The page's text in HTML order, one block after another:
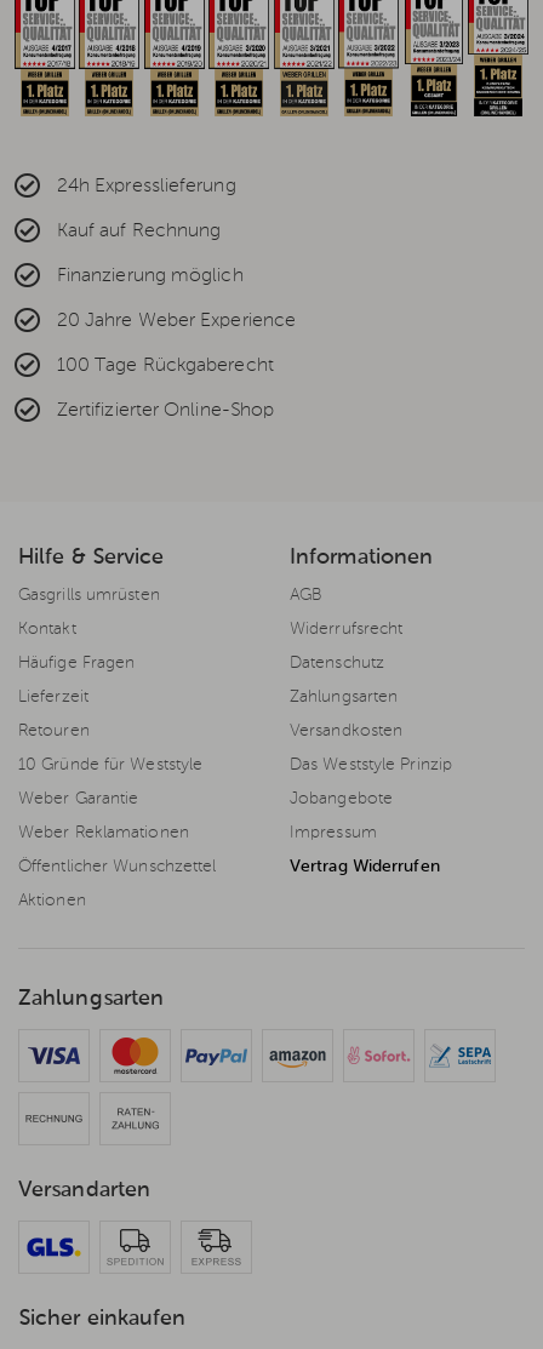
24h Expresslieferung
Kauf auf Rechnung
Finanzierung möglich
20 Jahre Weber Experience
100 Tage Rückgaberecht
Zertifizierter Online-Shop
Hilfe & Service
Gasgrills umrüsten
Kontakt
Häufige Fragen
Lieferzeit
Retouren
10 Gründe für Weststyle
Weber Garantie
Weber Reklamationen
Öffentlicher Wunschzettel
Aktionen
Informationen
AGB
Widerrufsrecht
Datenschutz
Zahlungsarten
Versandkosten
Das Weststyle Prinzip
Jobangebote
Impressum
Vertrag Widerrufen
Zahlungsarten
Versandarten
Sicher einkaufen